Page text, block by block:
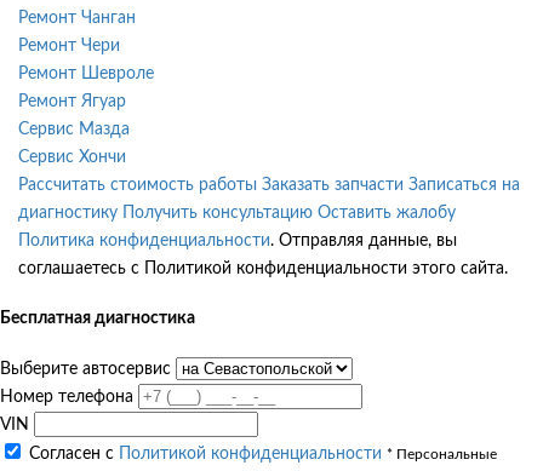
Ремонт Чанган
Ремонт Чери
Ремонт Шевроле
Ремонт Ягуар
Сервис Мазда
Сервис Хончи
Рассчитать стоимость работы Заказать запчасти Записаться на
диагностику
Получить консультацию Оставить жалобу
Политика конфиденциальности. Отправляя данные, вы
соглашаетесь с Политикой конфиденциальности этого сайта.
Бесплатная диагностика
Выберите автосервис
Номер телефона
VIN
Согласен с
Политикой конфиденциальности * Персональные